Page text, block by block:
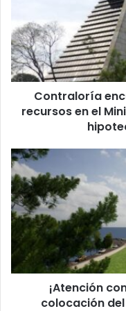
recursos
en
el
Ministerio
Vivienda
Banco
hipotecario
de
Vivienda
Contraloría
recursos en el
¡Atención
conductores!
Ya
se
inició
colocación
del
puente
¡Atención
colocación